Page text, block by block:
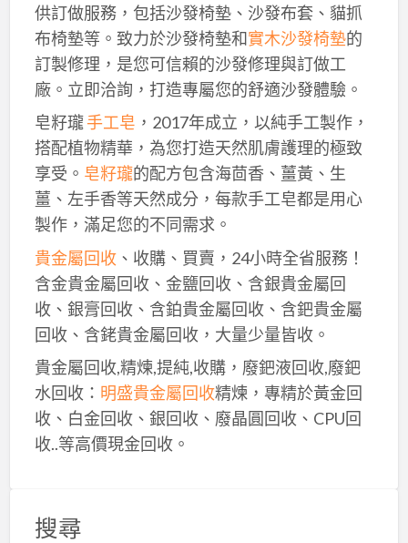
供訂做服務，包括沙發椅墊、沙發布套、貓抓
布椅墊等。致力於沙發椅墊和實木沙發椅墊的
訂製修理，是您可信賴的沙發修理與訂做工
廠。立即洽詢，打造專屬您的舒適沙發體驗。
皂籽瓏手工皂 ，2017年成立，以純手工製作，
搭配植物精華，為您打造天然肌膚護理的極致
享受。 皂籽瓏的配方包含海茴香、薑黃、生
薑、左手香等天然成分，每款手工皂都是用心
製作，滿足您的不同需求。
貴金屬回收、收購、買賣，24小時全省服務！
含金貴金屬回收、金鹽回收、含銀貴金屬回
收、銀膏回收、含鉑貴金屬回收、含鈀貴金屬
回收、含銠貴金屬回收，大量少量皆收。
貴金屬回收,精煉,提純,收購，廢鈀液回收,廢鈀
水回收： 明盛貴金屬回收精煉，專精於黃金回
收、白金回收、銀回收、廢晶圓回收、CPU回
收..等高價現金回收。
搜尋